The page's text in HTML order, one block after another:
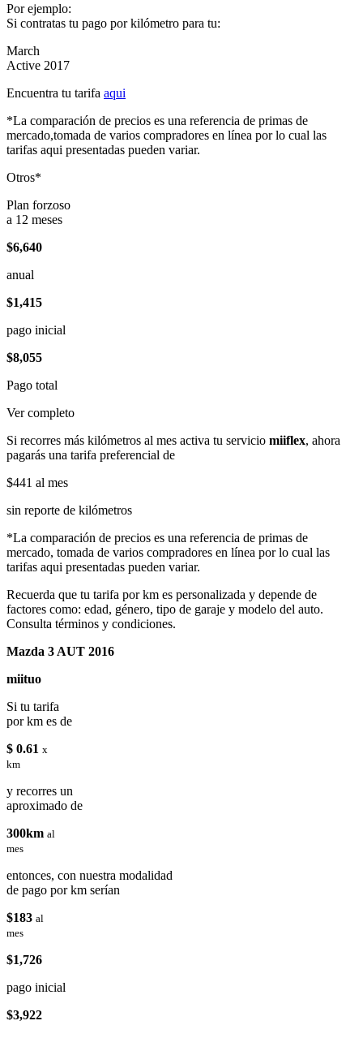
Por ejemplo:
Si contratas tu pago por kilómetro para tu:
March
Active 2017
Encuentra tu tarifa aqui
*La comparación de precios es una referencia de primas de
mercado,tomada de varios compradores en línea por lo cual las
tarifas aqui presentadas pueden variar.
Otros*
Plan forzoso
a 12 meses
$6,640
anual
$1,415
pago inicial
$8,055
Pago total
Ver completo
Si recorres más kilómetros al mes activa tu servicio miiflex, ahora
pagarás una tarifa preferencial de
$441 al mes
sin reporte de kilómetros
*La comparación de precios es una referencia de primas de
mercado, tomada de varios compradores en línea por lo cual las
tarifas aqui presentadas pueden variar.
Recuerda que tu tarifa por km es personalizada y depende de
factores como: edad, género, tipo de garaje y modelo del auto.
Consulta términos y condiciones.
Mazda 3 AUT 2016
miituo
Si tu tarifa
por km es de
$ 0.61 x
km
y recorres un
aproximado de
300km al
mes
entonces, con nuestra modalidad
de pago por km serían
$183 al
mes
$1,726
pago inicial
$3,922